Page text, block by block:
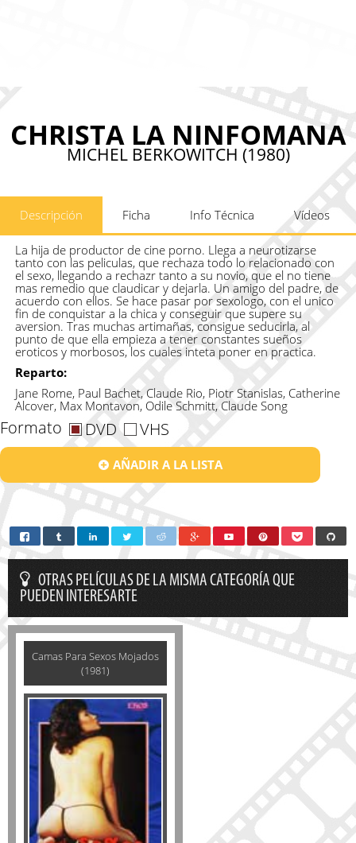
CHRISTA LA NINFOMANA
MICHEL BERKOWITCH (1980)
Descripción Ficha Info Técnica Vídeos
La hija de productor de cine porno. Llega a neurotizarse
tanto con las peliculas, que rechaza todo lo relacionado con
el sexo, llegando a rechazr tanto a su novio, que el no tiene
mas remedio que claudicar y dejarla. Un amigo del padre, de
acuerdo con ellos. Se hace pasar por sexologo, con el unico
fin de conquistar a la chica y conseguir que supere su
aversion. Tras muchas artimañas, consigue seducirla, al
punto de que ella empieza a tener constantes sueños
eroticos y morbosos, los cuales inteta poner en practica.
Reparto:
Jane Rome, Paul Bachet, Claude Rio, Piotr Stanislas, Catherine
Alcover, Max Montavon, Odile Schmitt, Claude Song
Formato DVD VHS
AÑADIR A LA LISTA
OTRAS PELÍCULAS DE LA MISMA CATEGORÍA QUE
PUEDEN INTERESARTE
Camas Para Sexos Mojados
(1981)